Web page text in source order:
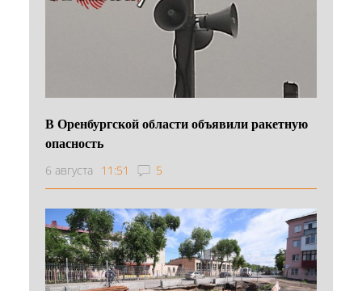
В Оренбургской области объявили ракетную
опасность
6 августа 11:51 5